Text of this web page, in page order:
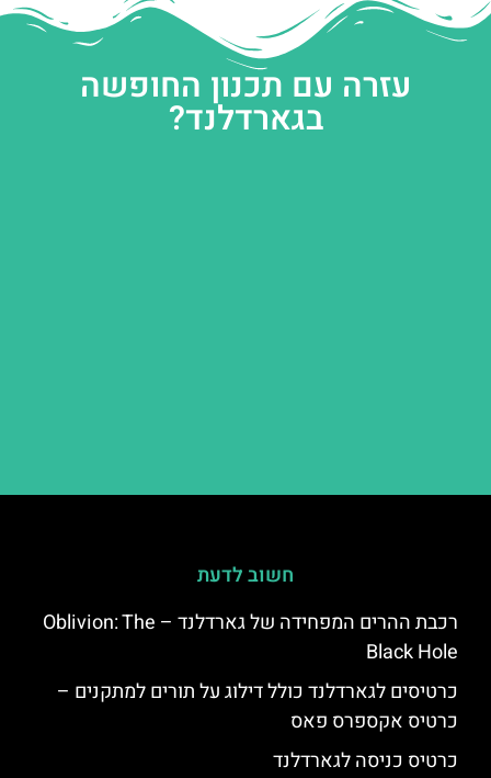
עזרה עם תכנון החופשה
בגארדלנד?
חשוב לדעת
רכבת ההרים המפחידה של גארדלנד – Oblivion: The
Black Hole
כרטיסים לגארדלנד כולל דילוג על תורים למתקנים –
כרטיס אקספרס פאס
כרטיס כניסה לגארדלנד